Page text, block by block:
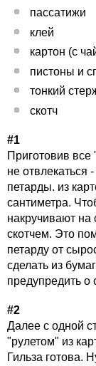
пассатижи
клей
картон (с
пистоны и
тонкий
скотч
#1
Приготовив все
не отвлекаться
петарды. из
сантиметра.
накручивают на
скотчем. Это
петарду от
сделать из
предупредить о
#2
Далее с одной
"рулетом" из
Гильза готова.